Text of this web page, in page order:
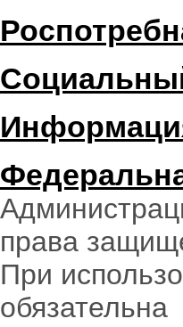
права
При
обязательна